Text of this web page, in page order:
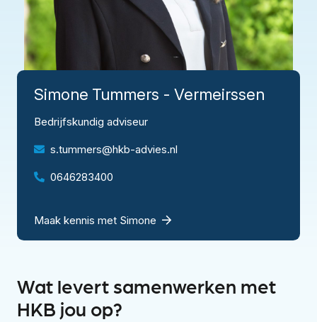
Simone Tummers - Vermeirssen
Bedrijfskundig adviseur
s.tummers@hkb-advies.nl
0646283400
Maak kennis met Simone
Wat levert samenwerken met
HKB jou op?